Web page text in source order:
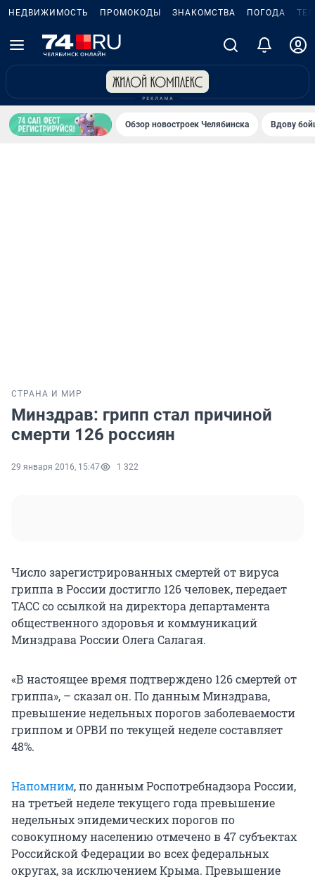
НЕДВИЖИМОСТЬ ПРОМОКОДЫ ЗНАКОМСТВА ПОГОДА
Обзор новостроек Челябинска Вдову
СТРАНА И МИР
Минздрав: грипп стал причиной
смерти 126 россиян
29 января 2016, 15:47 1 322
Число зарегистрированных смертей от вируса
гриппа в России достигло 126 человек, передает
ТАСС со ссылкой на директора департамента
общественного здоровья и коммуникаций
Минздрава России Олега Салагая.
«В настоящее время подтверждено 126 смертей от
гриппа», – сказал он. По данным Минздрава,
превышение недельных порогов заболеваемости
гриппом и ОРВИ по текущей неделе составляет
48%.
Напомним, по данным Роспотребнадзора России,
на третьей неделе текущего года превышение
недельных эпидемических порогов по
совокупному населению отмечено в 47 субъектах
Российской Федерации во всех федеральных
округах, за исключением Крыма. Превышение